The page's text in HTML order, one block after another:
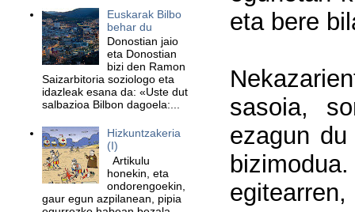
eta bere
sasoia,
ezagun
Euskarak Bilbo
behar du
Donostian jaio
eta Donostian
bizi den Ramon
Saizarbitoria soziologo eta
idazleak esana da: «Uste dut
salbazioa Bilbon dagoela:...
Hizkuntzakeria
(I)
Artikulu
honekin, eta
ondorengoekin,
gaur egun azpilanean, pipia